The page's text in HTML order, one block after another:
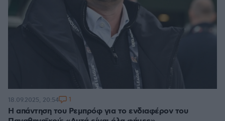
Η απάντηση του Ρεμπρόφ για το ενδιαφέρον του
18.09.2025, 20:54 1